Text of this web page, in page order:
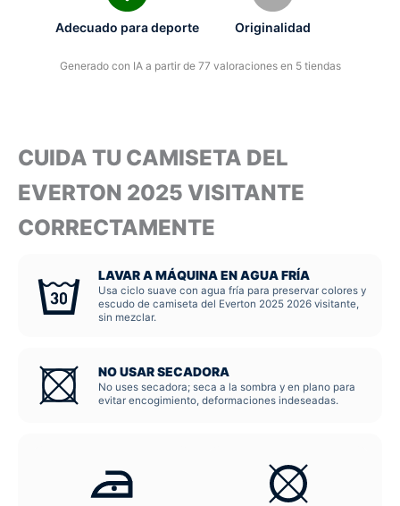
Adecuado para deporte Originalidad
Generado con IA a partir de 77 valoraciones en 5 tiendas
CUIDA TU CAMISETA DEL
EVERTON 2025 VISITANTE
CORRECTAMENTE
LAVAR A MÁQUINA EN AGUA FRÍA
Usa ciclo suave con agua fría para preservar colores y
escudo de camiseta del Everton 2025 2026 visitante,
sin mezclar.
NO USAR SECADORA
No uses secadora; seca a la sombra y en plano para
evitar encogimiento, deformaciones indeseadas.